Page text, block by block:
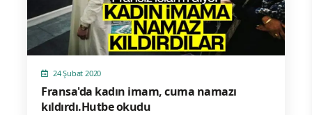
24 Şubat 2020
Fransa'da kadın imam, cuma namazı
kıldırdı.Hutbe okudu